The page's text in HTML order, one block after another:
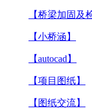
【桥梁加固及
【小桥涵】
【autocad】
【项目图纸】
【图纸交流】